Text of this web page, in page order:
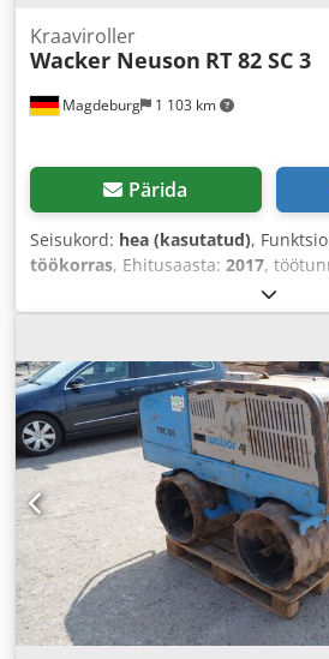
Magdeburg 1 103 km
Kraaviroller
Wacker Neuson RT 82 SC 3
Pärida
Seisukord: hea (kasutatud),
töökorras, Ehitusaasta: 2017,